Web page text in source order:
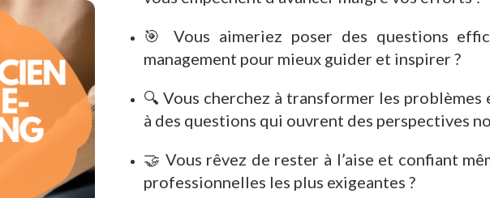
🎯 Vous aimeriez poser des questions
management pour mieux guider et inspirer ?
🔍 Vous cherchez à transformer les
à des questions qui ouvrent des perspectives
🤝 Vous rêvez de rester à l’aise et confiant
professionnelles les plus exigeantes ?